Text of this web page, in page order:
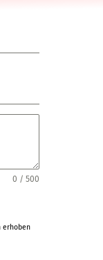
0 / 500
erhoben